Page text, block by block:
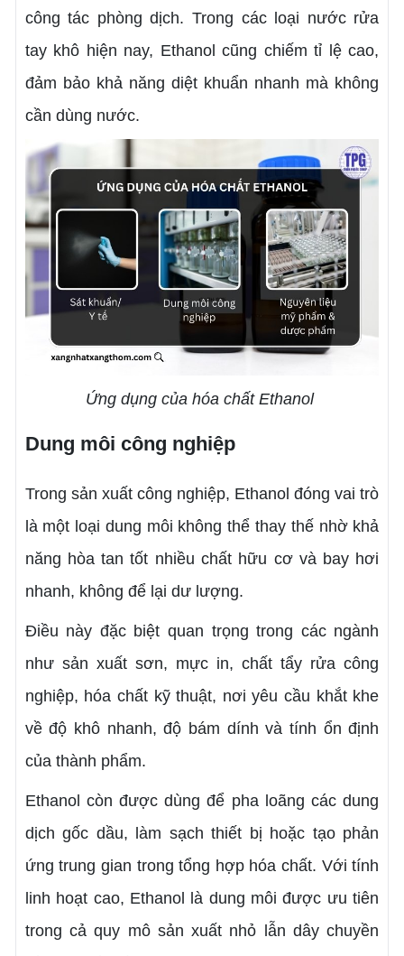
công tác phòng dịch. Trong các loại nước rửa
tay khô hiện nay, Ethanol cũng chiếm tỉ lệ cao,
đảm bảo khả năng diệt khuẩn nhanh mà không
cần dùng nước.
Ứng dụng của hóa chất Ethanol
Dung môi công nghiệp
Trong sản xuất công nghiệp, Ethanol đóng vai trò
là một loại dung môi không thể thay thế nhờ khả
năng hòa tan tốt nhiều chất hữu cơ và bay hơi
nhanh, không để lại dư lượng.
Điều này đặc biệt quan trọng trong các ngành
như sản xuất sơn, mực in, chất tẩy rửa công
nghiệp, hóa chất kỹ thuật, nơi yêu cầu khắt khe
về độ khô nhanh, độ bám dính và tính ổn định
của thành phẩm.
Ethanol còn được dùng để pha loãng các dung
dịch gốc dầu, làm sạch thiết bị hoặc tạo phản
ứng trung gian trong tổng hợp hóa chất. Với tính
linh hoạt cao, Ethanol là dung môi được ưu tiên
trong cả quy mô sản xuất nhỏ lẫn dây chuyền